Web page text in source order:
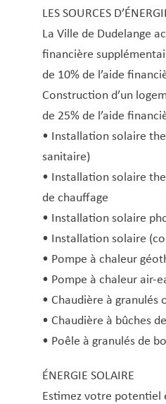
Macommune.lu
Mariage civil
Naissance
Nationalité
Recouvrement
Night Card (Nightrider)
Nuit blanche
Parrainage d’arbres
Passeport
Poubelles
Primes
étudiant·es
Recycling-Taxi
Repas sur roues
REVIS Demande
STEP (carte)
Subside pour les
Téléalarme
Vignette parking
LES SOURCES
La Ville de Dudelange
financière
de 10% de l’aide
Construction d’un
de 25% de l’aide
• Installation solaire
sanitaire)
• Installation solaire
de chauffage
• Installation solaire
• Installation solaire
• Pompe à chaleur
• Pompe à chaleur air-
• Chaudière à granulés
• Chaudière à bûches
• Poêle à granulés de
ÉNERGIE SOLAIRE
Estimez votre potentiel